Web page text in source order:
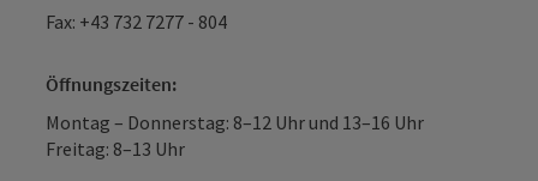
Fax: +43 732 7277 - 804
Öffnungszeiten:
Montag – Donnerstag: 8–12 Uhr und 13–16 Uhr
Freitag: 8–13 Uhr